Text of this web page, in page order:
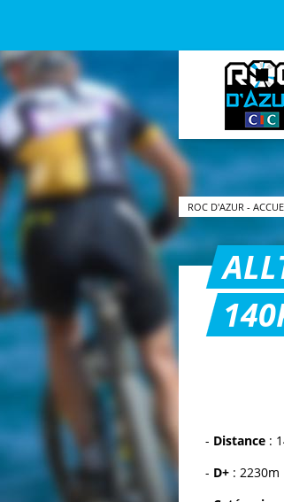
ROC D'AZUR -
- Distance :
- D+ : 2230m